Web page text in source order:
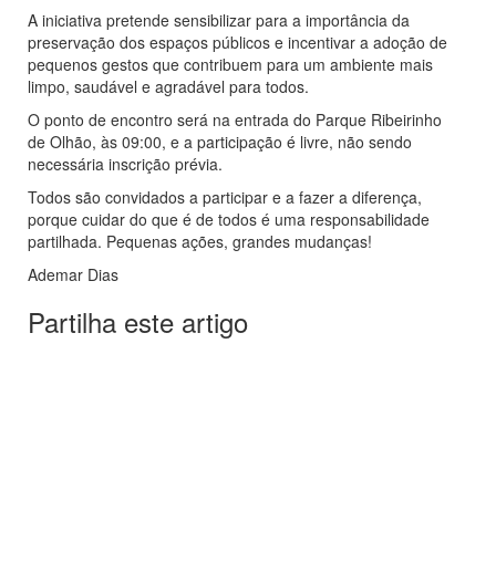
A iniciativa pretende sensibilizar para a importância da
preservação dos espaços públicos e incentivar a adoção de
pequenos gestos que contribuem para um ambiente mais
limpo, saudável e agradável para todos.
O ponto de encontro será na entrada do Parque Ribeirinho
de Olhão, às 09:00, e a participação é livre, não sendo
necessária inscrição prévia.
Todos são convidados a participar e a fazer a diferença,
porque cuidar do que é de todos é uma responsabilidade
partilhada. Pequenas ações, grandes mudanças!
Ademar Dias
Partilha este artigo